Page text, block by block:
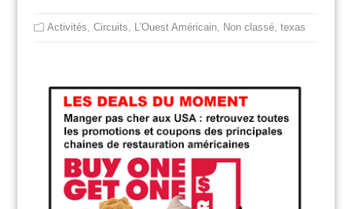
Activités Circuits L'Ouest Américain, Non classé, texas